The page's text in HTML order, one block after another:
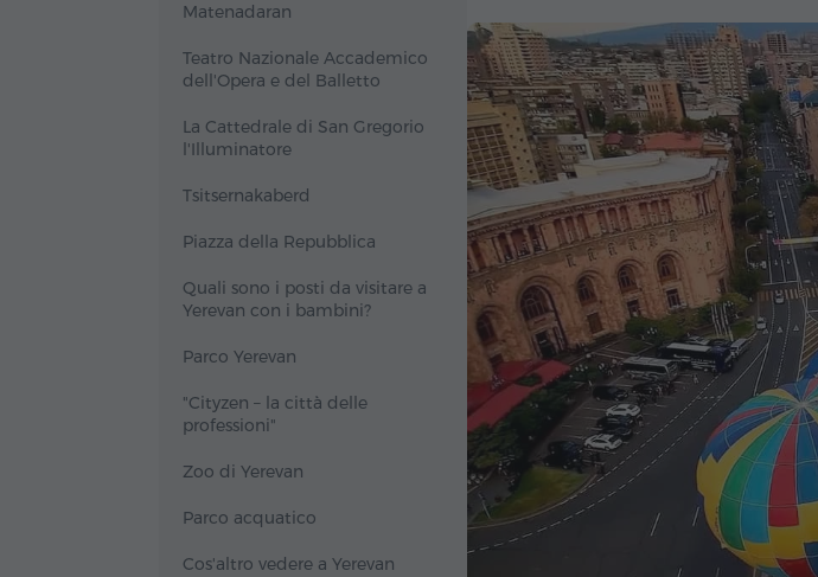
Matenadaran
Teatro Nazionale Accademico
dell'Opera e del Balletto
La Cattedrale di San Gregorio
l'Illuminatore
Tsitsernakaberd
Piazza della Repubblica
Quali sono i posti da visitare a
Yerevan con i bambini?
Parco Yerevan
"Cityzen – la città delle
professioni"
Zoo di Yerevan
Parco acquatico
Cos'altro vedere a Yerevan